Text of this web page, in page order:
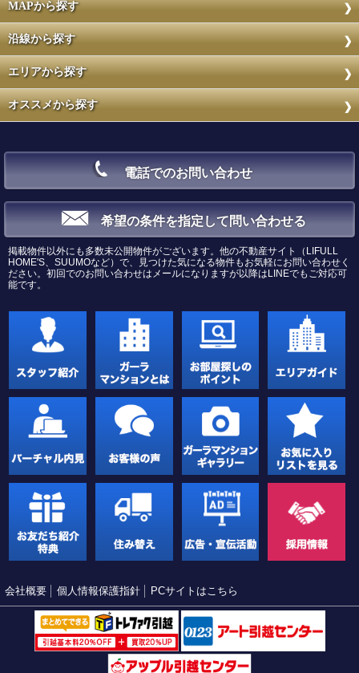
MAPから探す
沿線から探す
エリアから探す
オススメから探す
電話でのお問い合わせ
希望の条件を指定して問い合わせる
掲載物件以外にも多数未公開物件がございます。他の不動産サイト（LIFULL
HOME'S、SUUMOなど）で、見つけた気になる物件もお気軽にお問い合わせく
ださい。初回でのお問い合わせはメールになりますが以降はLINEでもご対応可
能です。
会社概要 個人情報保護指針 PCサイトはこちら